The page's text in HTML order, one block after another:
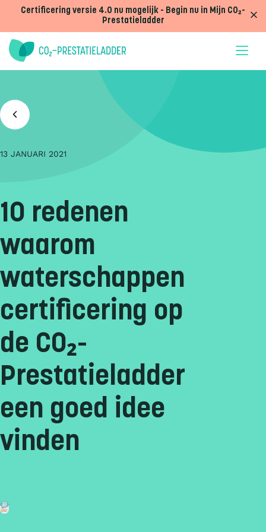
Certificering versie 4.0 nu mogelijk - Begin nu in Mijn CO₂-
Prestatieladder
13 JANUARI 2021
10 redenen
waarom
waterschappen
certificering op
de CO₂-
Prestatieladder
een goed idee
vinden